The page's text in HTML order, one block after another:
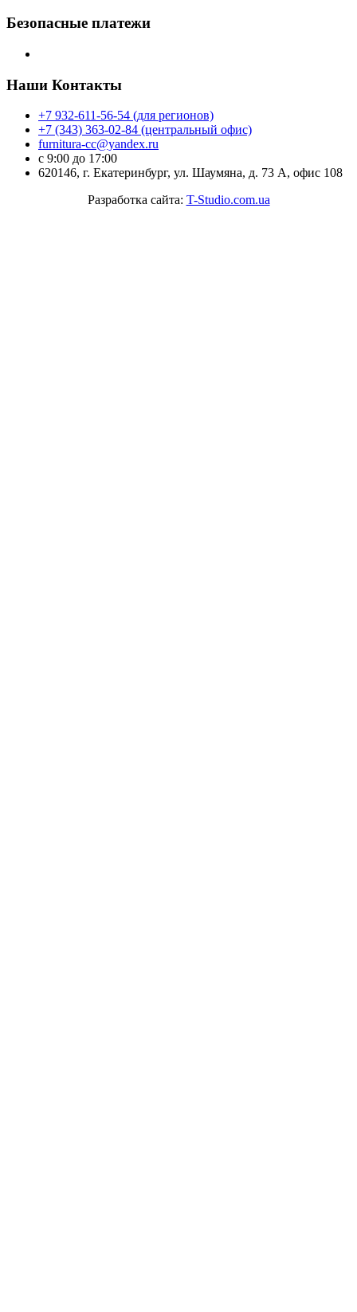
Безопасные платежи
Наши Контакты
+7 932-611-56-54 (для регионов)
+7 (343) 363-02-84 (центральный офис)
furnitura-cc@yandex.ru
с 9:00 до 17:00
620146, г. Екатеринбург, ул. Шаумяна, д. 73 А, офис 108
Разработка сайта: T-Studio.com.ua